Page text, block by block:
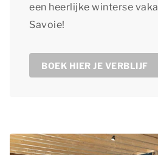
een heerlijke winterse
Savoie!
BOEK HIER JE VERBLIJF